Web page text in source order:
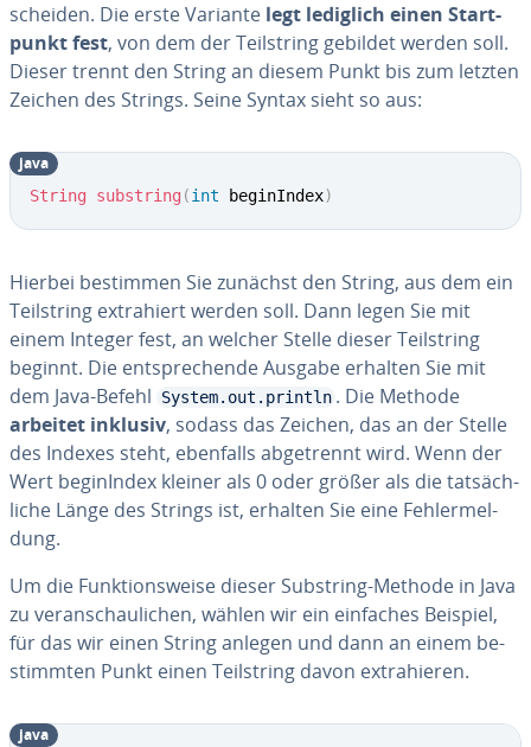
schei­den. Die erste Variante legt lediglich einen Start­
punkt fest, von dem der Teil­string gebildet werden soll.
Dieser trennt den String an diesem Punkt bis zum letzten
Zeichen des Strings. Seine Syntax sieht so aus:
String substring (int beginIndex)
java
Hierbei bestimmen Sie zunächst den String, aus dem ein
Teil­string ex­tra­hiert werden soll. Dann legen Sie mit
einem Integer fest, an welcher Stelle dieser Teil­string
beginnt. Die ent­spre­chen­de Ausgabe erhalten Sie mit
dem Java-Befehl
System.out.println . Die Methode
arbeitet inklusiv, sodass das Zeichen, das an der Stelle
des Indexes steht, ebenfalls ab­ge­trennt wird. Wenn der
Wert be­gin­In­dex kleiner als 0 oder größer als die tat­säch­
li­che Länge des Strings ist, erhalten Sie eine Feh­ler­mel­
dung.
Um die Funk­ti­ons­wei­se dieser Substring-Methode in Java
zu ver­an­schau­li­chen, wählen wir ein einfaches Beispiel,
für das wir einen String anlegen und dann an einem be­
stimm­ten Punkt einen Teil­string davon ex­tra­hie­ren.
java